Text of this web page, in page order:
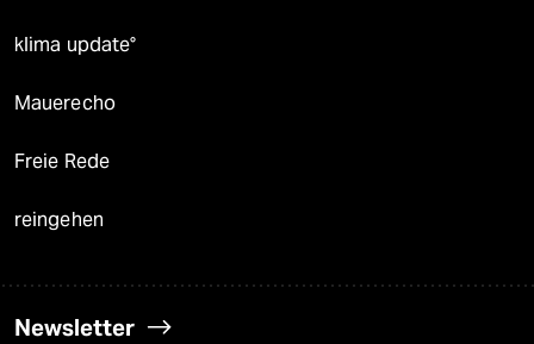
klima update°
Mauerecho
Freie Rede
reingehen
Newsletter